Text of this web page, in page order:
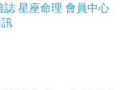
誌 星座命理 會員中心